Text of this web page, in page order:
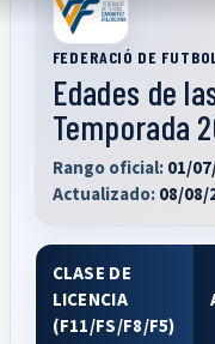
FEDERACIÓ DE
Edades de
Temporada
Rango oficial: 01/
Actualizado: 08/08/
CLASE DE
LICENCIA
(F11/FS/F8/F5)